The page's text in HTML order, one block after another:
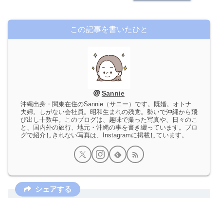
この記事を書いたひと
Sannie
沖縄出身・関東在住のSannie（サニー）です。既婚。オトナ
夫婦。しがない会社員。昭和生まれの残党。勢いで沖縄から飛
び出し十数年。このブログは、趣味で撮った写真や、日々のこ
と、国内外の旅行、地元・沖縄の事を書き綴っています。ブロ
グで紹介しきれない写真は、Instagramに掲載しています。
シェアする